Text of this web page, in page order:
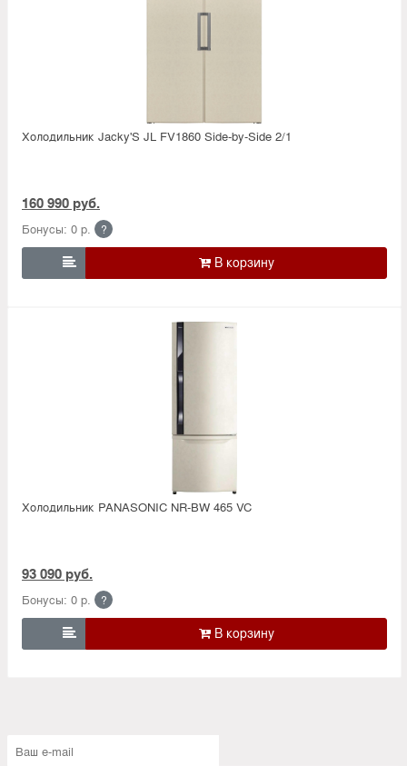
Холодильник Jacky'S JL FV1860 Side-by-Side 2/1
160 990 руб.
Бонусы: 0 р. ?

Холодильник PANASONIC NR-BW 465 VC
93 090 руб.
Бонусы: 0 р. ?
